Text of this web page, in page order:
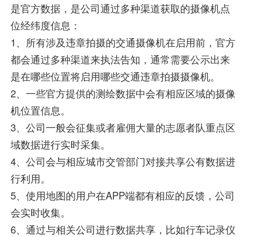
是官方数据，是公司通过多种渠道获取的摄像机点
位经纬度信息：
1、所有涉及违章拍摄的交通摄像机在启用前，官方
都会通过多种渠道来执法告知，通常需要公示出来
是在哪些位置将启用哪些交通违章拍摄摄像机。
2、一些官方提供的测绘数据中会有相应区域的摄像
机位置信息。
3、公司一般会征集或者雇佣大量的志愿者队重点区
域数据进行实时采集。
4、公司会与相应城市交管部门对接共享公有数据进
行利用。
5、使用地图的用户在APP端都有相应的反馈，公司
会实时收集。
6、通过与相关公司进行数据共享，比如行车记录仪